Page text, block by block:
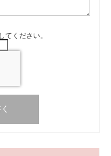
てください。